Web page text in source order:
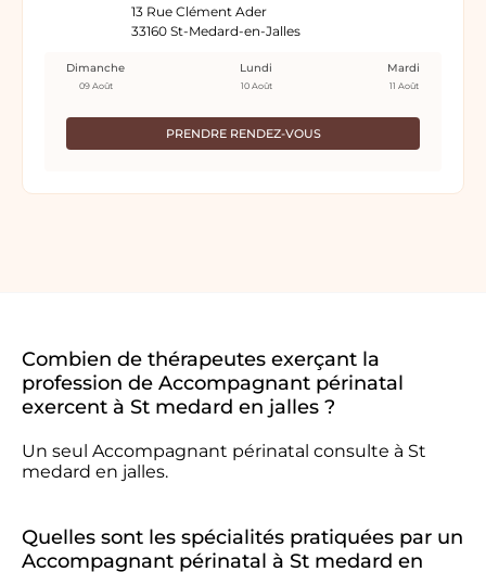
13 Rue Clément Ader
33160 St-Medard-en-Jalles
PRENDRE RENDEZ-VOUS
Dimanche
09 Août
Lundi
10 Août
Mardi
11 Août
Combien de thérapeutes exerçant la
profession de Accompagnant périnatal
exercent à St medard en jalles ?
Un seul Accompagnant périnatal consulte à St
medard en jalles.
Quelles sont les spécialités pratiquées par un
Accompagnant périnatal à St medard en